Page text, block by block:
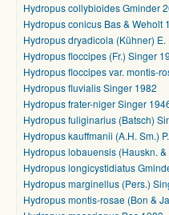
Hydropus collybioides Gminder
Hydropus conicus Bas & Weholt
Hydropus dryadicola (Kühner) E.
Hydropus floccipes (Fr.) Singer
Hydropus floccipes var. montis-
Hydropus fluvialis Singer 1982
Hydropus frater-niger Singer
Hydropus fuliginarius (Batsch)
Hydropus kauffmanii (A.H. Sm.)
Hydropus lobauensis (Hauskn.
Hydropus longicystidiatus
Hydropus marginellus (Pers.)
Hydropus montis-rosae (Bon &